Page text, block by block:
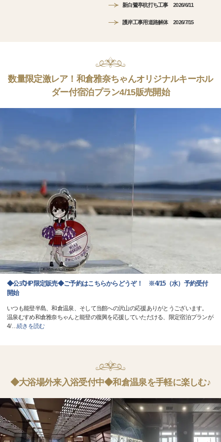
新白鷺亭杭打ち工事 2026/6/11
護岸工事用道路解体 2026/7/15
数量限定激レア！和倉雅奈ちゃんオリジナルキーホル
ダー付宿泊プラン4/15販売開始
◆公式HP限定販売◆ご予約はこちらからどうぞ！ ※4/15（水）予約受付
開始
いつも能登半島、和倉温泉、そして当館への沢山の応援ありがとうございます。
温泉むすめ和倉雅奈ちゃんと能登の復興を応援していただける、限定宿泊プランが
4/…続きを読む
◆大浴場外来入浴受付中◆和倉温泉を手軽に楽しむ♪